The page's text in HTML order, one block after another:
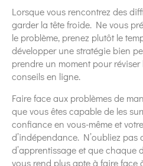
Lorsque vous rencontrez des
garder la tête froide. Ne vous
le problème, prenez plutôt le
développer une stratégie bien
prendre un moment pour
conseils en ligne.
Faire face aux problèmes de
que vous êtes capable de les
confiance en vous-même et
d’indépendance. N’oubliez pas
d’apprentissage et que chaque
vous rend plus apte à faire face